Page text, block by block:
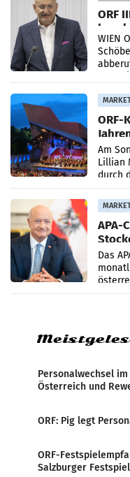
ORF
WIEN
Am
Lillian
durch
startet
APA-
im
Das
Personalwechsel
Österreich und
ORF: Pig legt
ORF-
Salzburger